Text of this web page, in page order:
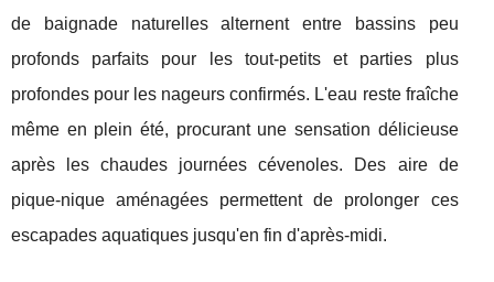
de baignade naturelles alternent entre bassins peu
profonds parfaits pour les tout-petits et parties plus
profondes pour les nageurs confirmés. L'eau reste fraîche
même en plein été, procurant une sensation délicieuse
après les chaudes journées cévenoles. Des aire de
pique-nique aménagées permettent de prolonger ces
escapades aquatiques jusqu'en fin d'après-midi.